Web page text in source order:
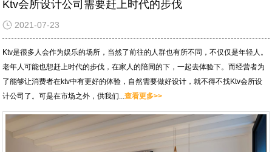
Ktv会所设计公司需要赶上时代的步伐
2021-07-23
Ktv是很多人会作为娱乐的场所，当然了前往的人群也有所不同，不仅仅是年轻人。
老年人可能也想赶上时代的步伐，在家人的陪同的下，一起去体验下。而经营者为
了能够让消费者在ktv中有更好的体验，自然需要做好设计，就不得不找Ktv会所设
计公司了。可是在市场之外，供我们...查看更多>>